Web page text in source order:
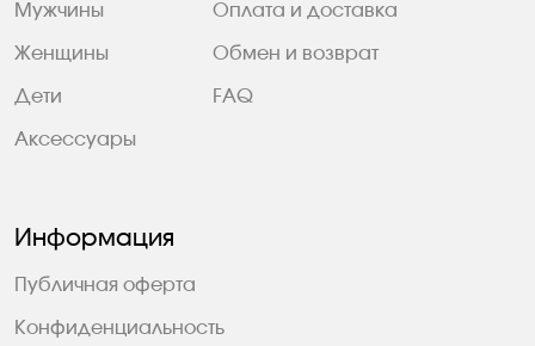
Мужчины
Женщины
Дети
Аксессуары
Оплата и доставка
Обмен и возврат
FAQ
Информация
Публичная оферта
Конфиденциальность